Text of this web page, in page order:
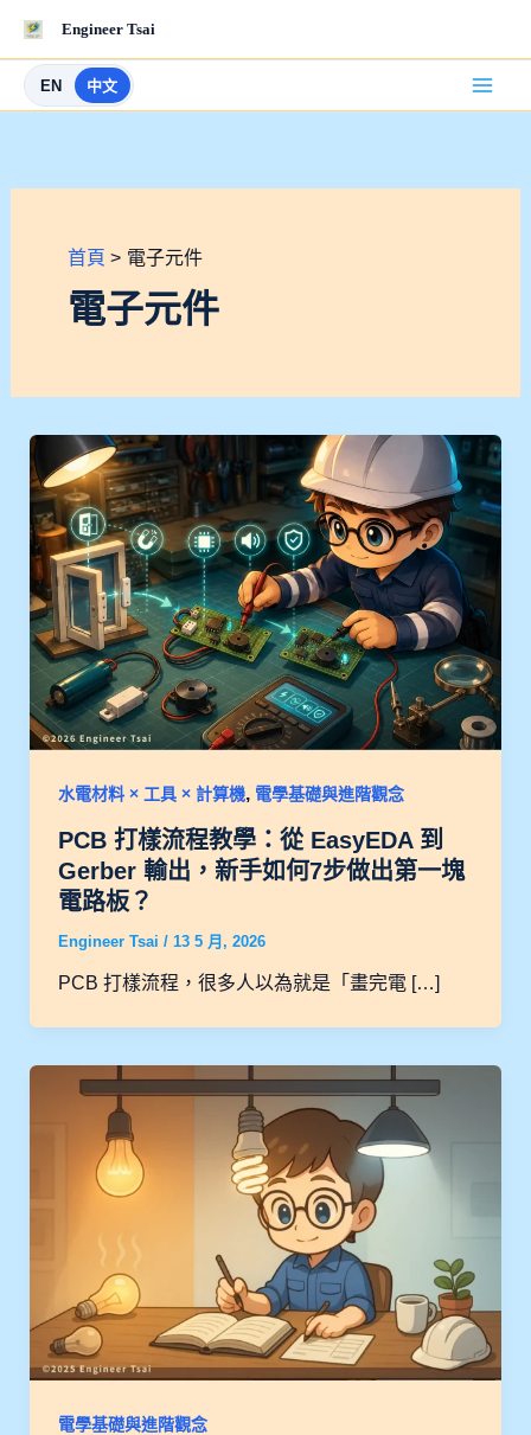
要
Engineer Tsai
EN 中文
首頁 電子元件
電子元件
水電材料 × 工具 × 計算機, 電學基礎與進階觀念
PCB 打樣流程教學：從 EasyEDA 到
Gerber 輸出，新手如何7步做出第一塊
電路板？
Engineer Tsai / 13 5 月, 2026
PCB 打樣流程，很多人以為就是「畫完電 […]
電學基礎與進階觀念